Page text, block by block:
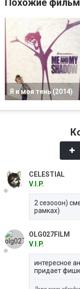
Похожие
Я и моя тень (2014)
CELESTIAL
V.I.P.
2 сезооон)
рамках)
OLG027FILM
V.I.P.
интересное
придает